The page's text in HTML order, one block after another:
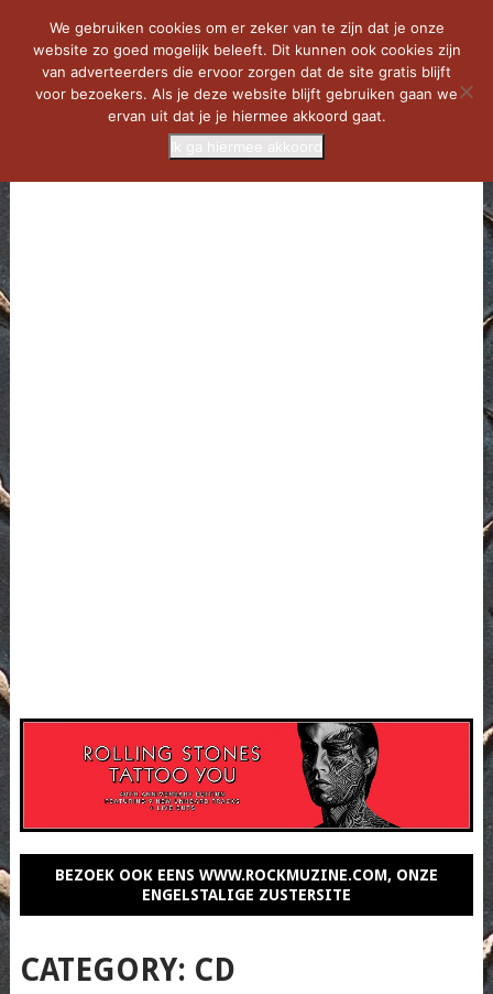
BEZOEK OOK EENS WWW.ROCKMUZINE.COM, ONZE
ENGELSTALIGE ZUSTERSITE
CATEGORY: CD
We gebruiken cookies om er zeker van te zijn dat je onze
website zo goed mogelijk beleeft. Dit kunnen ook cookies zijn
van adverteerders die ervoor zorgen dat de site gratis blijft
voor bezoekers. Als je deze website blijft gebruiken gaan we
ervan uit dat je je hiermee akkoord gaat.
Ik ga hiermee akkoord